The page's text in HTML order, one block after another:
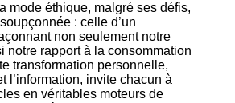
mode éthique, malgré ses défis,
: celle d’un
non seulement notre
notre rapport à la consommation
transformation personnelle,
l’information, invite chacun à
en véritables moteurs de